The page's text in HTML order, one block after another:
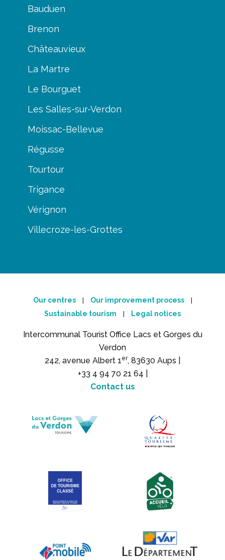
Bauduen
Brenon
Châteauvieux
La Martre
Le Bourguet
Les Salles-sur-Verdon
Moissac-Bellevue
Régusse
Tourtour
Trigance
Vérignon
Villecroze-les-Grottes
Our centres Our improvement process
Sustainable tourism Legal notices
Intercommunal Tourist Office Lacs et Gorges du
Verdon
242, avenue Albert 1er, 83630 Aups |
+33 4 94 70 21 64 |
Contact us